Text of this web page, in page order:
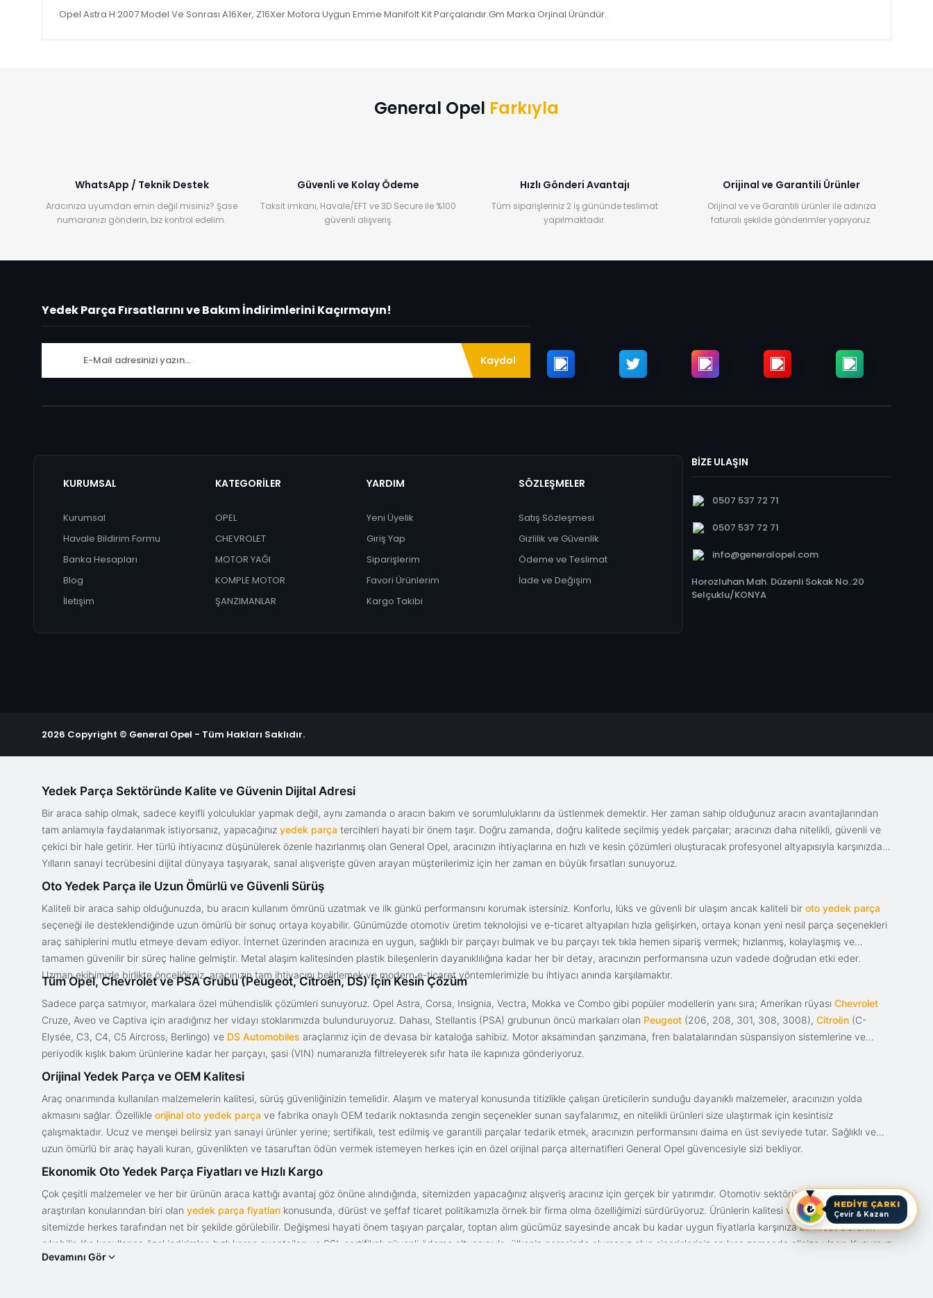
Opel Astra H 2007 Model Ve Sonrası A16Xer, Z16Xer Motora Uygun Emme Manifolt Kit Parçalarıdır.Gm Marka Orjinal Üründür.
General Opel Farkıyla
WhatsApp / Teknik Destek
Aracınıza uyumdan emin değil misiniz? Şase
numaranızı gönderin, biz kontrol edelim.
Güvenli ve Kolay Ödeme
Taksit imkanı, Havale/EFT ve 3D Secure ile %100
güvenli alışveriş.
Hızlı Gönderi Avantajı
Tüm siparişleriniz 2 İş gününde teslimat
yapılmaktadır.
Orijinal ve Garantili Ürünler
Orijinal ve ve Garantili ürünler ile adınıza
faturalı şekilde gönderimler yapıyoruz.
Yedek Parça Fırsatlarını ve Bakım İndirimlerini Kaçırmayın!
Kaydol
KURUMSAL
Kurumsal
Havale Bildirim Formu
Banka Hesapları
Blog
İletişim
KATEGORİLER
OPEL
CHEVROLET
MOTOR YAĞI
KOMPLE MOTOR
ŞANZIMANLAR
YARDIM
Yeni Üyelik
Giriş Yap
Siparişlerim
Favori Ürünlerim
Kargo Takibi
SÖZLEŞMELER
Satış Sözleşmesi
Gizlilik ve Güvenlik
Ödeme ve Teslimat
İade ve Değişim
BİZE ULAŞIN
0507 537 72 71
0507 537 72 71
info@generalopel.com
Horozluhan Mah. Düzenli Sokak No.:20
Selçuklu/KONYA
2026 Copyright © General Opel - Tüm Hakları Saklıdır.
HEDİYE ÇARKI
Çevir & Kazan
Yedek Parça Sektöründe Kalite ve Güvenin Dijital Adresi
Bir araca sahip olmak, sadece keyifli yolculuklar yapmak değil, aynı zamanda o aracın bakım ve sorumluluklarını da üstlenmek demektir. Her zaman sahip olduğunuz aracın avantajlarından
tam anlamıyla faydalanmak istiyorsanız, yapacağınız yedek parça tercihleri hayati bir önem taşır. Doğru zamanda, doğru kalitede seçilmiş yedek parçalar; aracınızı daha nitelikli, güvenli ve
çekici bir hale getirir. Her türlü ihtiyacınız düşünülerek özenle hazırlanmış olan General Opel, aracınızın ihtiyaçlarına en hızlı ve kesin çözümleri oluşturacak profesyonel altyapısıyla karşınızda.
Yılların sanayi tecrübesini dijital dünyaya taşıyarak, sanal alışverişte güven arayan müşterilerimiz için her zaman en büyük fırsatları sunuyoruz.
Oto Yedek Parça ile Uzun Ömürlü ve Güvenli Sürüş
Kaliteli bir araca sahip olduğunuzda, bu aracın kullanım ömrünü uzatmak ve ilk günkü performansını korumak istersiniz. Konforlu, lüks ve güvenli bir ulaşım ancak kaliteli bir oto yedek parça
seçeneği ile desteklendiğinde uzun ömürlü bir sonuç ortaya koyabilir. Günümüzde otomotiv üretim teknolojisi ve e-ticaret altyapıları hızla gelişirken, ortaya konan yeni nesil parça seçenekleri
araç sahiplerini mutlu etmeye devam ediyor. İnternet üzerinden aracınıza en uygun, sağlıklı bir parçayı bulmak ve bu parçayı tek tıkla hemen sipariş vermek; hızlanmış, kolaylaşmış ve
tamamen güvenilir bir süreç haline gelmiştir. Metal alaşım kalitesinden plastik bileşenlerin dayanıklılığına kadar her bir detay, aracınızın performansına uzun vadede doğrudan etki eder.
Uzman ekibimizle birlikte önceliğimiz, aracınızın tam ihtiyacını belirlemek ve modern e-ticaret yöntemlerimizle bu ihtiyacı anında karşılamaktır.
Tüm Opel, Chevrolet ve PSA Grubu (Peugeot, Citroën, DS) İçin Kesin Çözüm
Sadece parça satmıyor, markalara özel mühendislik çözümleri sunuyoruz. Opel Astra, Corsa, Insignia, Vectra, Mokka ve Combo gibi popüler modellerin yanı sıra; Amerikan rüyası Chevrolet
Cruze, Aveo ve Captiva için aradığınız her vidayı stoklarımızda bulunduruyoruz. Dahası, Stellantis (PSA) grubunun öncü markaları olan Peugeot (206, 208, 301, 308, 3008), Citroën (C-
Elysée, C3, C4, C5 Aircross, Berlingo) ve DS Automobiles araçlarınız için de devasa bir kataloğa sahibiz. Motor aksamından şanzımana, fren balatalarından süspansiyon sistemlerine ve
periyodik kışlık bakım ürünlerine kadar her parçayı, şasi (VIN) numaranızla filtreleyerek sıfır hata ile kapınıza gönderiyoruz.
Orijinal Yedek Parça ve OEM Kalitesi
Araç onarımında kullanılan malzemelerin kalitesi, sürüş güvenliğinizin temelidir. Alaşım ve materyal konusunda titizlikle çalışan üreticilerin sunduğu dayanıklı malzemeler, aracınızın yolda
akmasını sağlar. Özellikle orijinal oto yedek parça ve fabrika onaylı OEM tedarik noktasında zengin seçenekler sunan sayfalarımız, en nitelikli ürünleri size ulaştırmak için kesintisiz
çalışmaktadır. Ucuz ve menşei belirsiz yan sanayi ürünler yerine; sertifikalı, test edilmiş ve garantili parçalar tedarik etmek, aracınızın performansını daima en üst seviyede tutar. Sağlıklı ve
uzun ömürlü bir araç hayali kuran, güvenlikten ve tasaruftan ödün vermek istemeyen herkes için en özel orijinal parça alternatifleri General Opel güvencesiyle sizi bekliyor.
Ekonomik Oto Yedek Parça Fiyatları ve Hızlı Kargo
Çok çeşitli malzemeler ve her bir ürünün araca kattığı avantaj göz önüne alındığında, sitemizden yapacağınız alışveriş aracınız için gerçek bir yatırımdır. Otomotiv sektörünün en çok
araştırılan konularından biri olan yedek parça fiyatları konusunda, dürüst ve şeffaf ticaret politikamızla örnek bir firma olma özelliğimizi sürdürüyoruz. Ürünlerin kalitesi ve bunun fiyat karşılığı
sitemizde herkes tarafından net bir şekilde görülebilir. Değişmesi hayati önem taşıyan parçalar, toptan alım gücümüz sayesinde ancak bu kadar uygun fiyatlarla karşınıza bir fırsat olarak
çıkabilir. Kış koşullarına özel indirimler, hızlı kargo avantajları ve SSL sertifikalı güvenli ödeme altyapısıyla; ülkenin neresinde olursanız olun siparişleriniz en kısa zamanda elinize ulaşır. Kusursuz
bir tasarım ve güce sahip olan aracınızın değerini korumak, uygun fiyat avantajıyla parça kalitesini birleştirmek için doğru yerdesiniz.
Devamını Gör